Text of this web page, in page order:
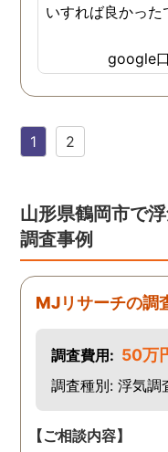
いすれば良かった
google
1 2
山形県鶴岡市で
調査事例
MJリサーチの調
調査費用: 50万
調査種別: 浮気調
【ご相談内容】